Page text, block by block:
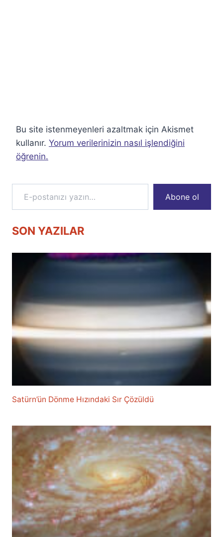
Bu site istenmeyenleri azaltmak için Akismet
kullanır. Yorum verilerinizin nasıl işlendiğini
öğrenin.
E-postanızı yazın…
Abone ol
SON YAZILAR
Satürn’ün Dönme Hızındaki Sır Çözüldü